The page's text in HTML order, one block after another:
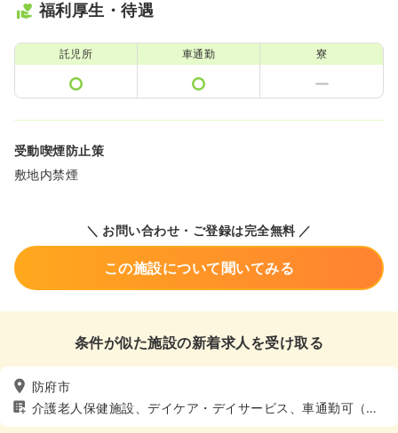
福利厚生・待遇
託児所 車通勤 寮
受動喫煙防止策
敷地内禁煙
＼ お問い合わせ・ご登録は完全無料 ／
この施設について聞いてみる
条件が似た施設の新着求人を受け取る
防府市
介護老人保健施設、デイケア・デイサービス、車通勤可（駐
車場有）、託児所あり